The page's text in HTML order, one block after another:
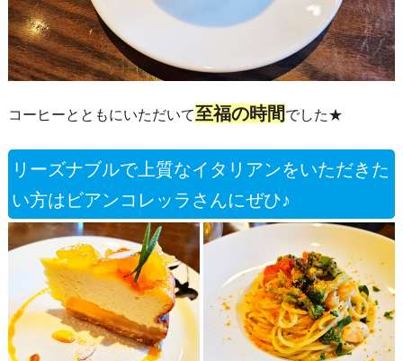
コーヒーとともにいただいて至福の時間 でした★
リーズナブルで上質なイタリアンをいただきた
い方はビアンコレッラさんにぜひ♪